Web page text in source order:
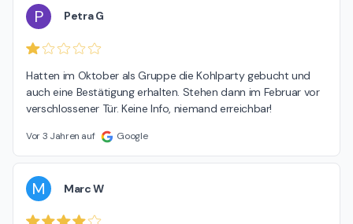
P Petra G
Hatten im Oktober als Gruppe die Kohlparty gebucht und
auch eine Bestätigung erhalten. Stehen dann im Februar vor
verschlossener Tür. Keine Info, niemand erreichbar!
Vor 3 Jahren auf Google
M Marc W